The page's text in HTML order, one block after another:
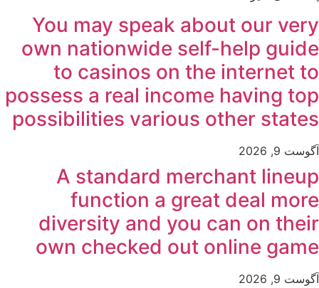
You may speak about our very
own nationwide self-help guide
to casinos on the internet to
possess a real income having top
possibilities various other states
آگوست 9, 2026
A standard merchant lineup
function a great deal more
diversity and you can on their
own checked out online game
آگوست 9, 2026